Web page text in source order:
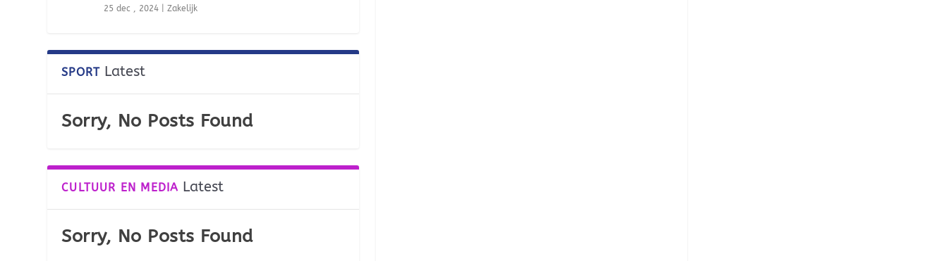
25 dec , 2024 |Zakelijk
SPORT Latest
Sorry, No Posts Found
CULTUUR EN MEDIA Latest
Sorry, No Posts Found